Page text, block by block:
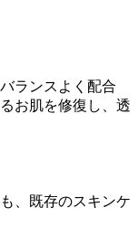
ランスよく配合
お肌を修復し、透
、既存のスキンケ